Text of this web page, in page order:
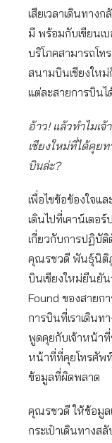
เสียเวลาเดินทา
มี พร้อมกับเขียนเ
บริโภคสามารถโท
สนามบินเชียงใหม่
แต่ละสายการบินไ
อ้าว! แล้วทำไมเ
เชียงใหม่ที่ได้คุย
บินล่ะ?
เพื่อไขข้อข้องใจแ
เดินไปที่เคาน์เตอ
เกี่ยวกับการปฏิบั
คุณรชวดี พันธุ์นิติ
บินเชียงใหม่ยืนยั
Found ของสายก
การบินที่เราเดินท
พูดคุยกับเจ้าหน้าที่
หน้าที่ที่คุยโทรศัพท์
ข้อมูลที่ผิดพลาด
คุณรชวดี ให้ข้อมูล
กระเป๋าเดินทางส